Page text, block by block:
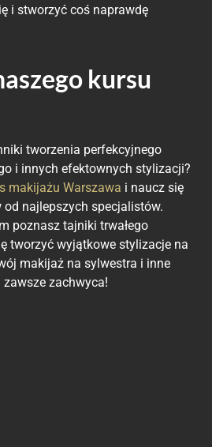
i stworzyć coś naprawdę
kursu
tworzenia perfekcyjnego
i innych efektownych stylizacji?
makijażu Warszawa i naucz się
najlepszych specjalistów.
poznasz tajniki trwałego
tworzyć wyjątkowe stylizacje na
makijaż na sylwestra i inne
zachwyca!